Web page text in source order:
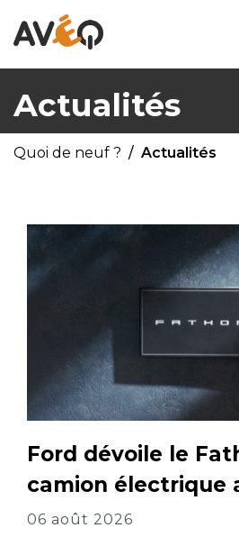
Actualités
Quoi de neuf ? Actualités
Ford dévoile le
camion électrique
06 août 2026